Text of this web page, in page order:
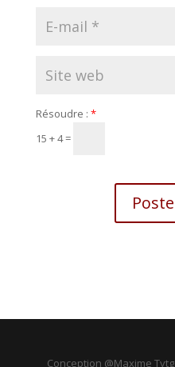
Résoudre : *
15 + 4 =
Conception @Maxime